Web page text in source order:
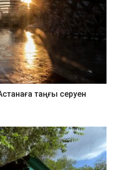
таңғы серуен